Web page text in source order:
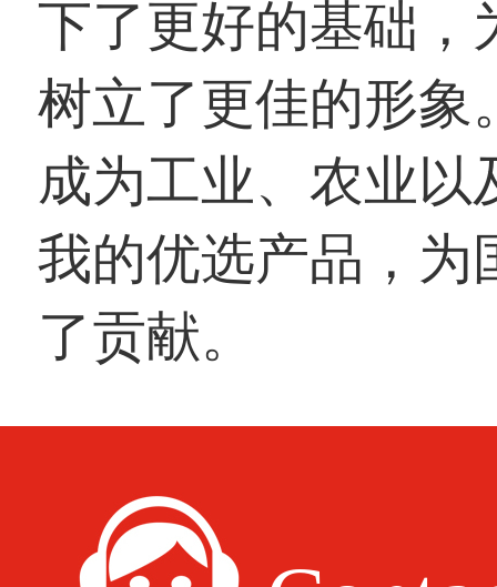
下了更好的基础，
树立了更佳的形象
成为工业、农业以
我的优选产品，为
了贡献。